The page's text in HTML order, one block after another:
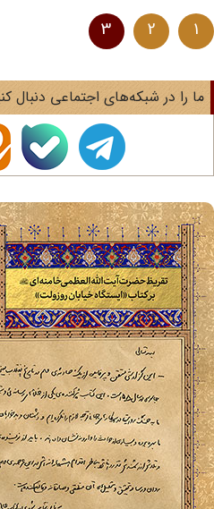
1
2
3
را در شبکه‌های اجتماعی دنبال کنید